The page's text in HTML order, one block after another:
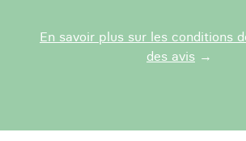
En savoir plus sur les conditions
des avis